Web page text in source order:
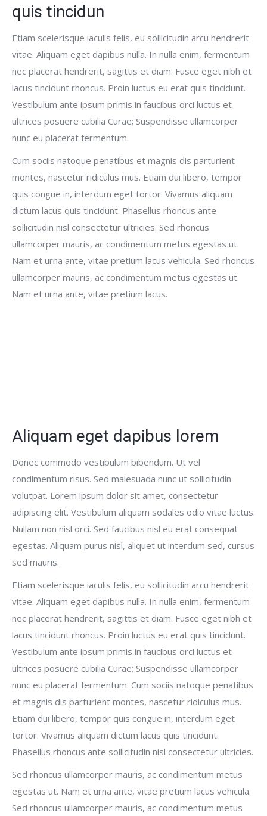
quis tincidun
Etiam scelerisque iaculis felis, eu sollicitudin arcu hendrerit
vitae. Aliquam eget dapibus nulla. In nulla enim, fermentum
nec placerat hendrerit, sagittis et diam. Fusce eget nibh et
lacus tincidunt rhoncus. Proin luctus eu erat quis tincidunt.
Vestibulum ante ipsum primis in faucibus orci luctus et
ultrices posuere cubilia Curae; Suspendisse ullamcorper
nunc eu placerat fermentum.
Cum sociis natoque penatibus et magnis dis parturient
montes, nascetur ridiculus mus. Etiam dui libero, tempor
quis congue in, interdum eget tortor. Vivamus aliquam
dictum lacus quis tincidunt. Phasellus rhoncus ante
sollicitudin nisl consectetur ultricies. Sed rhoncus
ullamcorper mauris, ac condimentum metus egestas ut.
Nam et urna ante, vitae pretium lacus vehicula. Sed rhoncus
ullamcorper mauris, ac condimentum metus egestas ut.
Nam et urna ante, vitae pretium lacus.
Aliquam eget dapibus lorem
Donec commodo vestibulum bibendum. Ut vel
condimentum risus. Sed malesuada nunc ut sollicitudin
volutpat. Lorem ipsum dolor sit amet, consectetur
adipiscing elit. Vestibulum aliquam sodales odio vitae luctus.
Nullam non nisl orci. Sed faucibus nisl eu erat consequat
egestas. Aliquam purus nisl, aliquet ut interdum sed, cursus
sed mauris.
Etiam scelerisque iaculis felis, eu sollicitudin arcu hendrerit
vitae. Aliquam eget dapibus nulla. In nulla enim, fermentum
nec placerat hendrerit, sagittis et diam. Fusce eget nibh et
lacus tincidunt rhoncus. Proin luctus eu erat quis tincidunt.
Vestibulum ante ipsum primis in faucibus orci luctus et
ultrices posuere cubilia Curae; Suspendisse ullamcorper
nunc eu placerat fermentum. Cum sociis natoque penatibus
et magnis dis parturient montes, nascetur ridiculus mus.
Etiam dui libero, tempor quis congue in, interdum eget
tortor. Vivamus aliquam dictum lacus quis tincidunt.
Phasellus rhoncus ante sollicitudin nisl consectetur ultricies.
Sed rhoncus ullamcorper mauris, ac condimentum metus
egestas ut. Nam et urna ante, vitae pretium lacus vehicula.
Sed rhoncus ullamcorper mauris, ac condimentum metus